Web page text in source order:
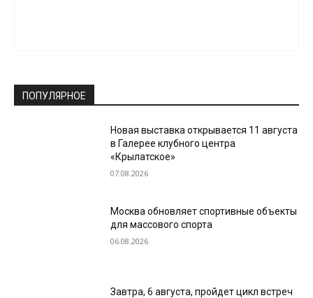
ПОПУЛЯРНОЕ
Новая выставка открывается 11 августа
в Галерее клубного центра
«Крылатское»
07.08.2026
Москва обновляет спортивные объекты
для массового спорта
06.08.2026
Завтра, 6 августа, пройдет цикл встреч